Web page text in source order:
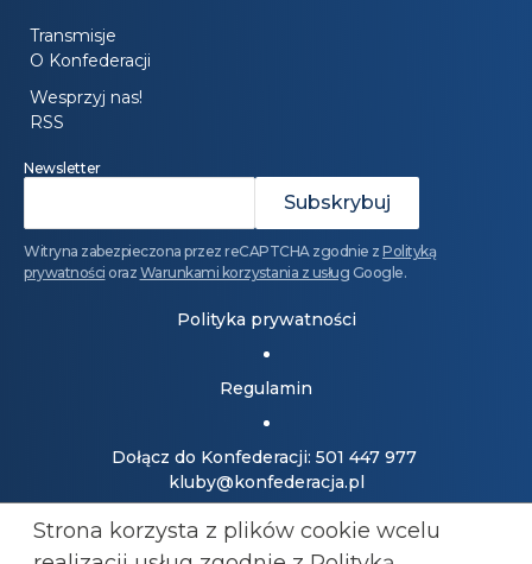
Transmisje
O Konfederacji
Wesprzyj nas!
RSS
Newsletter
Witryna zabezpieczona przez reCAPTCHA zgodnie z Polityką
prywatności oraz Warunkami korzystania z usług Google.
Polityka prywatności
Regulamin
Dołącz do Konfederacji: 501 447 977
kluby@konfederacja.pl
Kontakt dla mediów: 690 868 101
Strona korzysta z plików cookie wcelu